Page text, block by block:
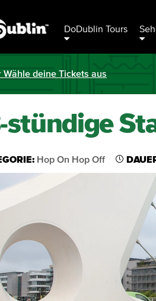
DoDublin Tours
Wähle deine Tickets aus
stündige
Hop On Hop Off